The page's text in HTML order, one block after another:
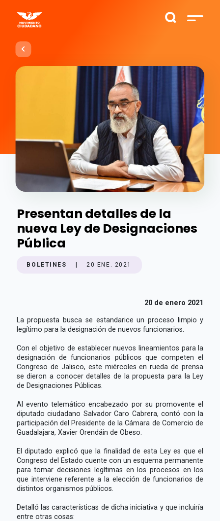
Presentan detalles de la
nueva Ley de Designaciones
Pública
BOLETINES 20 ENE. 2021
20 de enero 2021
La propuesta busca se estandarice un proceso limpio y
legítimo para la designación de nuevos funcionarios.
Con el objetivo de establecer nuevos lineamientos para la
designación de funcionarios públicos que competen el
Congreso de Jalisco, este miércoles en rueda de prensa
se dieron a conocer detalles de la propuesta para la Ley
de Designaciones Públicas.
Al evento telemático encabezado por su promovente el
diputado ciudadano Salvador Caro Cabrera, contó con la
participación del Presidente de la Cámara de Comercio de
Guadalajara, Xavier Orendáin de Obeso.
El diputado explicó que la finalidad de esta Ley es que el
Congreso del Estado cuente con un esquema permanente
para tomar decisiones legítimas en los procesos en los
que interviene referente a la elección de funcionarios de
distintos organismos públicos.
Detalló las características de dicha iniciativa y que incluiría
entre otras cosas: